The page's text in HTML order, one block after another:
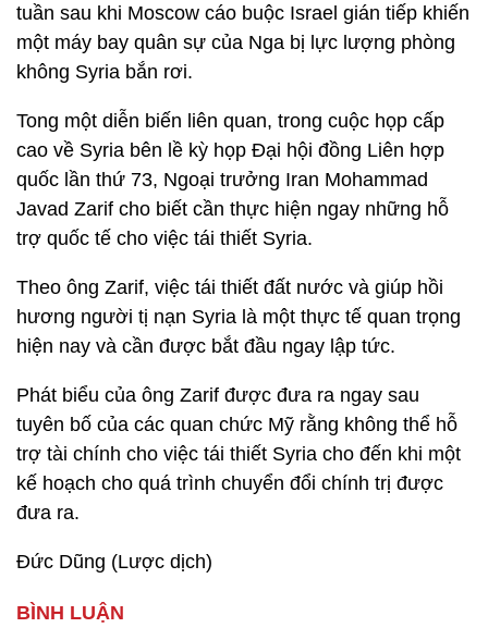
tuần sau khi Moscow cáo buộc Israel gián tiếp khiến
một máy bay quân sự của Nga bị lực lượng phòng
không Syria bắn rơi.
Tong một diễn biến liên quan, trong cuộc họp cấp
cao về Syria bên lề kỳ họp Đại hội đồng Liên hợp
quốc lần thứ 73, Ngoại trưởng Iran Mohammad
Javad Zarif cho biết cần thực hiện ngay những hỗ
trợ quốc tế cho việc tái thiết Syria.
Theo ông Zarif, việc tái thiết đất nước và giúp hồi
hương người tị nạn Syria là một thực tế quan trọng
hiện nay và cần được bắt đầu ngay lập tức.
Phát biểu của ông Zarif được đưa ra ngay sau
tuyên bố của các quan chức Mỹ rằng không thể hỗ
trợ tài chính cho việc tái thiết Syria cho đến khi một
kế hoạch cho quá trình chuyển đổi chính trị được
đưa ra.
Đức Dũng (Lược dịch)